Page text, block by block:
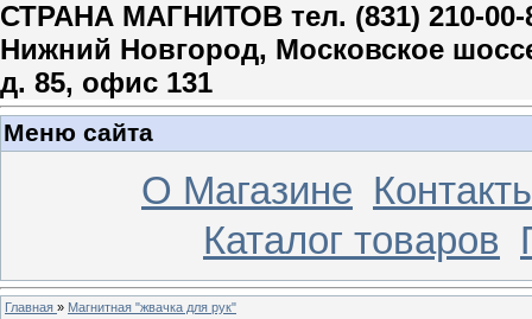
СТРАНА МАГНИТОВ тел. (831) 210-00-
Нижний Новгород, Московское
д. 85, офис 131
Меню сайта
О Магазине
Каталог товаров
Главная » Магнитная "жвачка для рук"